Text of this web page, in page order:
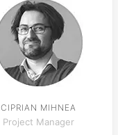
CIPRIAN MIHNEA
Project Manager